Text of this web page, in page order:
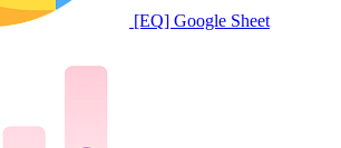
[EQ] Google Sheet